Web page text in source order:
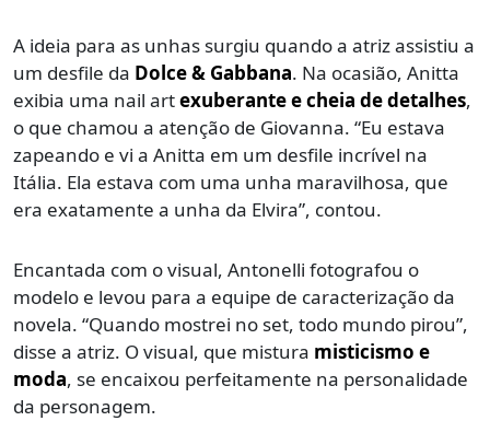
A ideia para as unhas surgiu quando a atriz assistiu a
um desfile da Dolce & Gabbana. Na ocasião, Anitta
exibia uma nail artexuberante e cheia de detalhes,
o que chamou a atenção de Giovanna. “Eu estava
zapeando e vi a Anitta em um desfile incrível na
Itália. Ela estava com uma unha maravilhosa, que
era exatamente a unha da Elvira”, contou.
Encantada com o visual, Antonelli fotografou o
modelo e levou para a equipe de caracterização da
novela. “Quando mostrei no set, todo mundo pirou”,
disse a atriz. O visual, que mistura misticismo e
moda, se encaixou perfeitamente na personalidade
da personagem.